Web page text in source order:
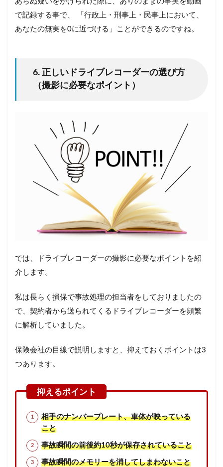
で記録する事で、 「行政上・刑事上・民事上において、
あなたの無実を0に近づける」ことができるのですね。
6. 正しいドライブレコーダーの選び方
（撮影に必要なポイント）
では、ドライブレコーダーの撮影に必要なポイントを紹
介します。
私は長らく損保で事故処理の担当者をしておりましたの
で、契約者から送られてくるドライブレコーダーを頻繁
に解析していました。
保険会社の目線で説明しますと、抑えておくポイントは3
つあります。
相手のナンバープレート、車体が映っている
こと
事故瞬間の前後約10秒が保存されていること
事故瞬間のメモリーを消してしまわないこと